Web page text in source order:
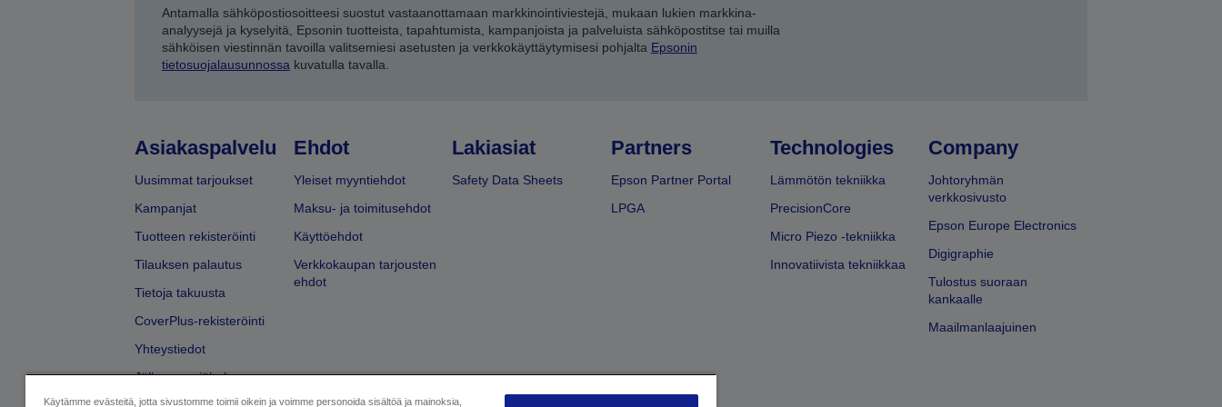
Antamalla sähköpostiosoitteesi suostut vastaanottamaan markkinointiviestejä, mukaan lukien markkina-
analyysejä ja kyselyitä, Epsonin tuotteista, tapahtumista, kampanjoista ja palveluista sähköpostitse tai muilla
sähköisen viestinnän tavoilla valitsemiesi asetusten ja verkkokäyttäytymisesi pohjalta Epsonin
tietosuojalausunnossakuvatulla tavalla.
Asiakaspalvelu
Uusimmat tarjoukset
Kampanjat
Tuotteen rekisteröinti
Tilauksen palautus
Tietoja takuusta
CoverPlus-rekisteröinti
Yhteystiedot
Jälleenmyyjähaku
Ehdot
Yleiset myyntiehdot
Maksu- ja toimitusehdot
Käyttöehdot
Verkkokaupan tarjousten
ehdot
Lakiasiat
Safety Data Sheets
Partners
Epson Partner Portal
LPGA
Technologies
Lämmötön tekniikka
PrecisionCore
Micro Piezo -tekniikka
Innovatiivista tekniikkaa
Company
Johtoryhmän
verkkosivusto
Epson Europe Electronics
Digigraphie
Tulostus suoraan
kankaalle
Maailmanlaajuinen
Käytämme evästeitä, jotta sivustomme toimii oikein ja voimme personoida sisältöä ja mainoksia,